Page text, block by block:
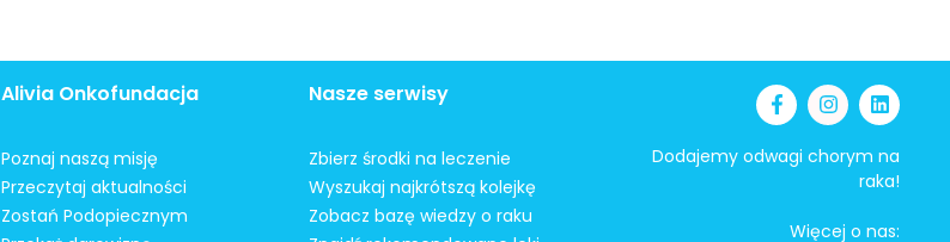
Alivia Onkofundacja
Poznaj naszą misję
Przeczytaj aktualności
Zostań Podopiecznym
Nasze serwisy
Zbierz środki na leczenie
Wyszukaj najkrótszą kolejkę
Zobacz bazę wiedzy o raku
Dodajemy odwagi chorym na
raka!
Więcej o nas: